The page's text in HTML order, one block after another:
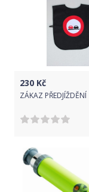
230 Kč
ZÁKAZ PŘEDJÍŽDĚNÍ